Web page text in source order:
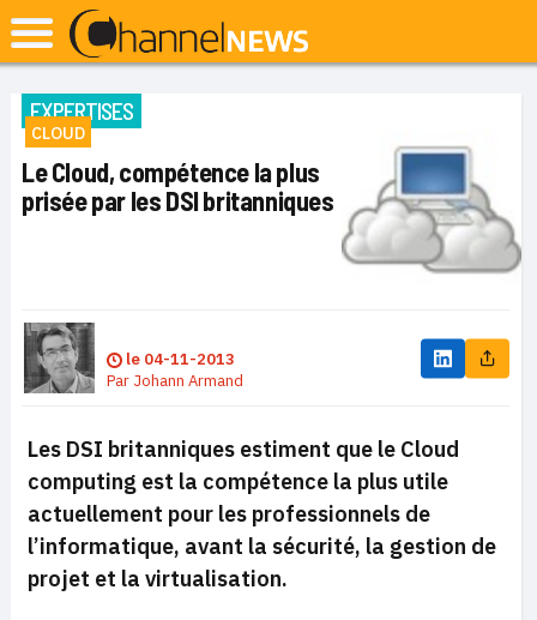
EXPERTISES
CLOUD
Le Cloud, compétence la plus
prisée par les DSI britanniques
le 04-11-2013
Par Johann Armand
Les DSI britanniques estiment que le Cloud
computing est la compétence la plus utile
actuellement pour les professionnels de
l’informatique, avant la sécurité, la gestion de
projet et la virtualisation.